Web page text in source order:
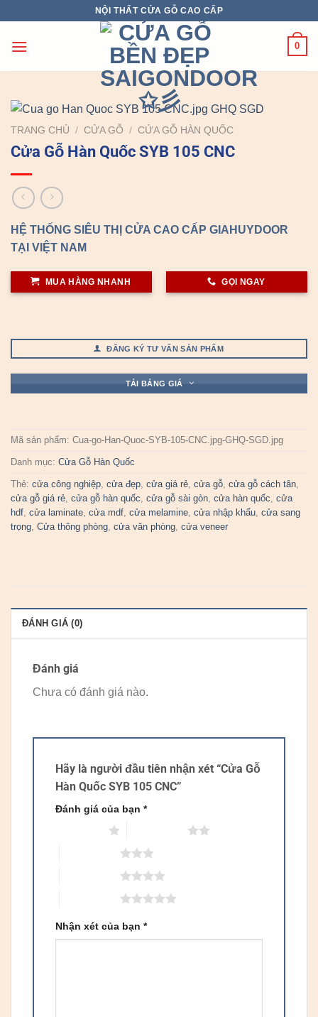
nội
NỘI THẤT CỬA GỖ CAO CẤP
0
TRANG CHỦ / CỬA GỖ / CỬA GỖ HÀN QUỐC
Cửa Gỗ Hàn Quốc SYB 105 CNC
HỆ THỐNG SIÊU THỊ CỬA CAO CẤP GIAHUYDOOR
TẠI VIỆT NAM
MUA HÀNG NHANH GỌI NGAY
ĐĂNG KÝ TƯ VẤN SẢN PHẨM
TẢI BẢNG GIÁ
Mã sản phẩm: Cua-go-Han-Quoc-SYB-105-CNC.jpg-GHQ-SGD.jpg
Danh mục: Cửa Gỗ Hàn Quốc
Thẻ: cửa công nghiệp, cửa đẹp, cửa giá rẻ, cửa gỗ, cửa gỗ cách tân,
cửa gỗ giá rẻ, cửa gỗ hàn quốc, cửa gỗ sài gòn, cửa hàn quốc, cửa
hdf, cửa laminate, cửa mdf, cửa melamine, cửa nhập khẩu, cửa sang
trọng, Cửa thông phòng, cửa văn phòng, cửa veneer
ĐÁNH GIÁ (0)
Đánh giá
Chưa có đánh giá nào.
Hãy là người đầu tiên nhận xét “Cửa Gỗ
Hàn Quốc SYB 105 CNC”
Đánh giá của bạn *
Nhận xét của bạn *